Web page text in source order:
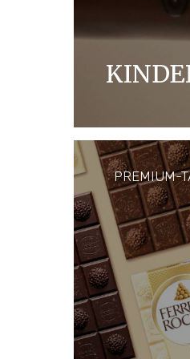
en famille ou
EN SAVOIR
PREMIUM-